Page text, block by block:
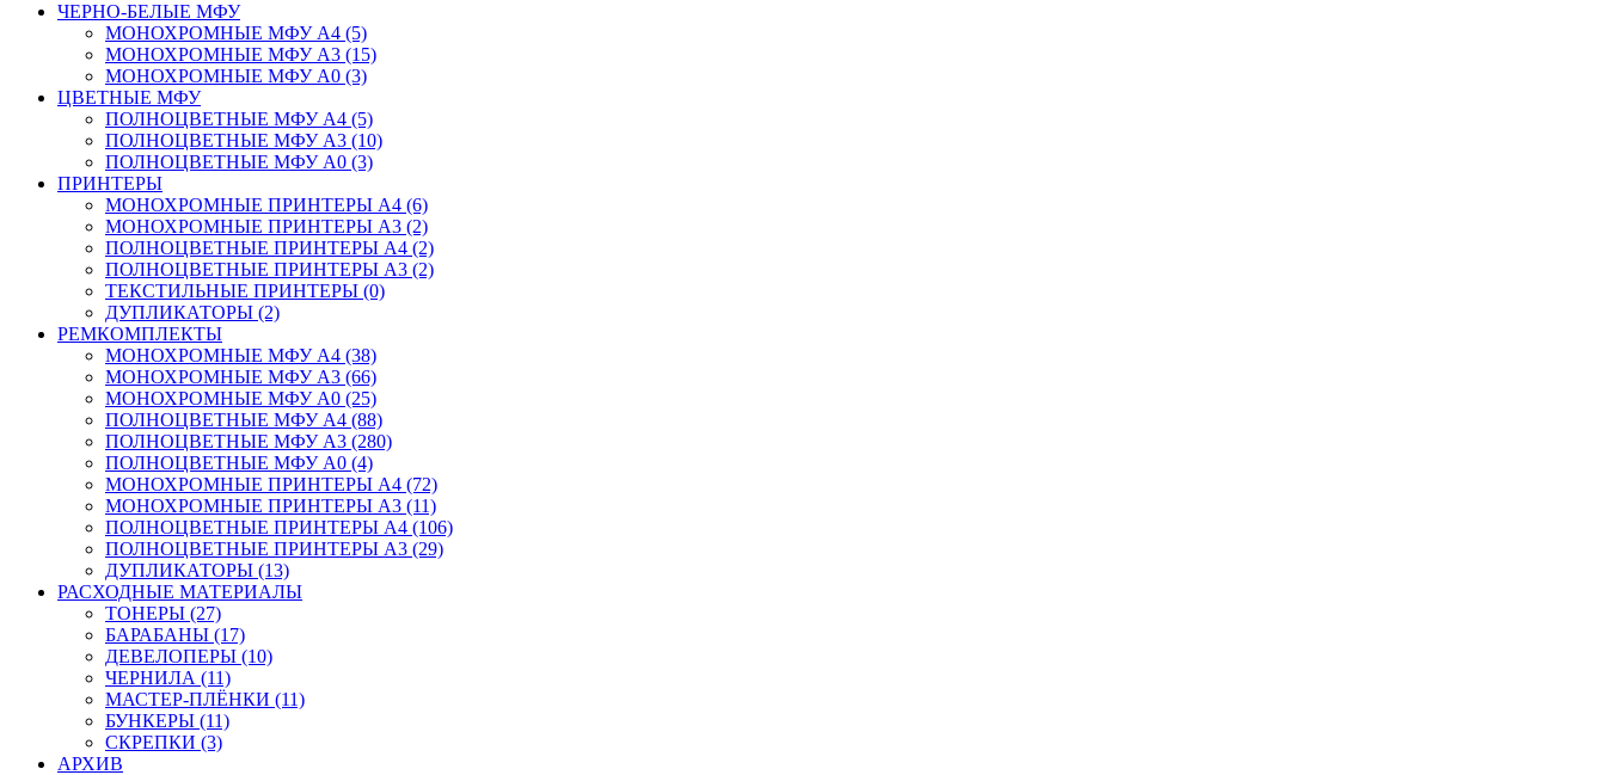
ЧЕРНО-БЕЛЫЕ МФУ
МОНОХРОМНЫЕ МФУ А4 (5)
МОНОХРОМНЫЕ МФУ А3 (15)
МОНОХРОМНЫЕ МФУ А0 (3)
ЦВЕТНЫЕ МФУ
ПОЛНОЦВЕТНЫЕ МФУ А4 (5)
ПОЛНОЦВЕТНЫЕ МФУ А3 (10)
ПОЛНОЦВЕТНЫЕ МФУ А0 (3)
ПРИНТЕРЫ
МОНОХРОМНЫЕ ПРИНТЕРЫ А4 (6)
МОНОХРОМНЫЕ ПРИНТЕРЫ А3 (2)
ПОЛНОЦВЕТНЫЕ ПРИНТЕРЫ А4 (2)
ПОЛНОЦВЕТНЫЕ ПРИНТЕРЫ А3 (2)
ТЕКСТИЛЬНЫЕ ПРИНТЕРЫ (0)
ДУПЛИКАТОРЫ (2)
РЕМКОМПЛЕКТЫ
МОНОХРОМНЫЕ МФУ А4 (38)
МОНОХРОМНЫЕ МФУ А3 (66)
МОНОХРОМНЫЕ МФУ А0 (25)
ПОЛНОЦВЕТНЫЕ МФУ А4 (88)
ПОЛНОЦВЕТНЫЕ МФУ А3 (280)
ПОЛНОЦВЕТНЫЕ МФУ А0 (4)
МОНОХРОМНЫЕ ПРИНТЕРЫ А4 (72)
МОНОХРОМНЫЕ ПРИНТЕРЫ А3 (11)
ПОЛНОЦВЕТНЫЕ ПРИНТЕРЫ А4 (106)
ПОЛНОЦВЕТНЫЕ ПРИНТЕРЫ А3 (29)
ДУПЛИКАТОРЫ (13)
РАСХОДНЫЕ МАТЕРИАЛЫ
ТОНЕРЫ (27)
БАРАБАНЫ (17)
ДЕВЕЛОПЕРЫ (10)
ЧЕРНИЛА (11)
МАСТЕР-ПЛЁНКИ (11)
БУНКЕРЫ (11)
СКРЕПКИ (3)
АРХИВ